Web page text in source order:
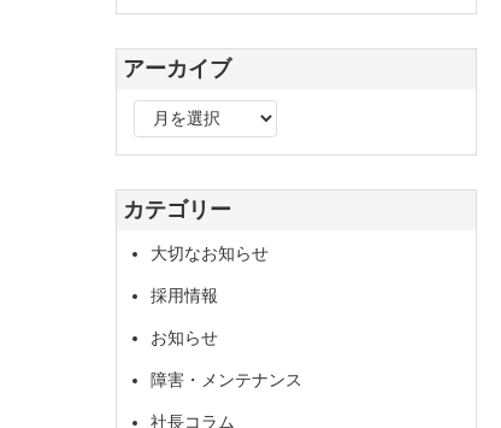
アーカイブ
ー
カ
イ
ブ
カテゴリー
大切なお知らせ
採用情報
お知らせ
障害・メンテナンス
社長コラム